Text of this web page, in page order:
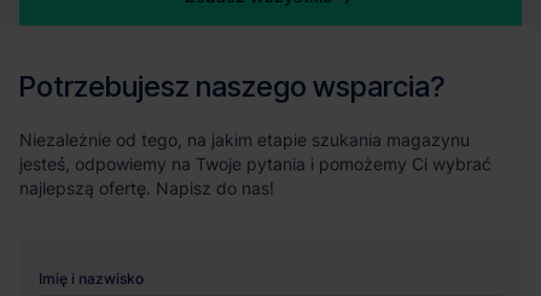
Potrzebujesz naszego wsparcia?
Niezależnie od tego, na jakim etapie szukania magazynu
jesteś, odpowiemy na Twoje pytania i pomożemy Ci wybrać
najlepszą ofertę. Napisz do nas!
Imię i nazwisko